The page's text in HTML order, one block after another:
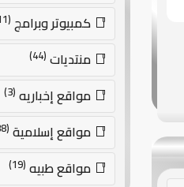
كمبيوتر وبرامج (11)
منتديات (44)
مواقع إخباريه (3)
مواقع إسلامية (138)
مواقع طبيه (19)